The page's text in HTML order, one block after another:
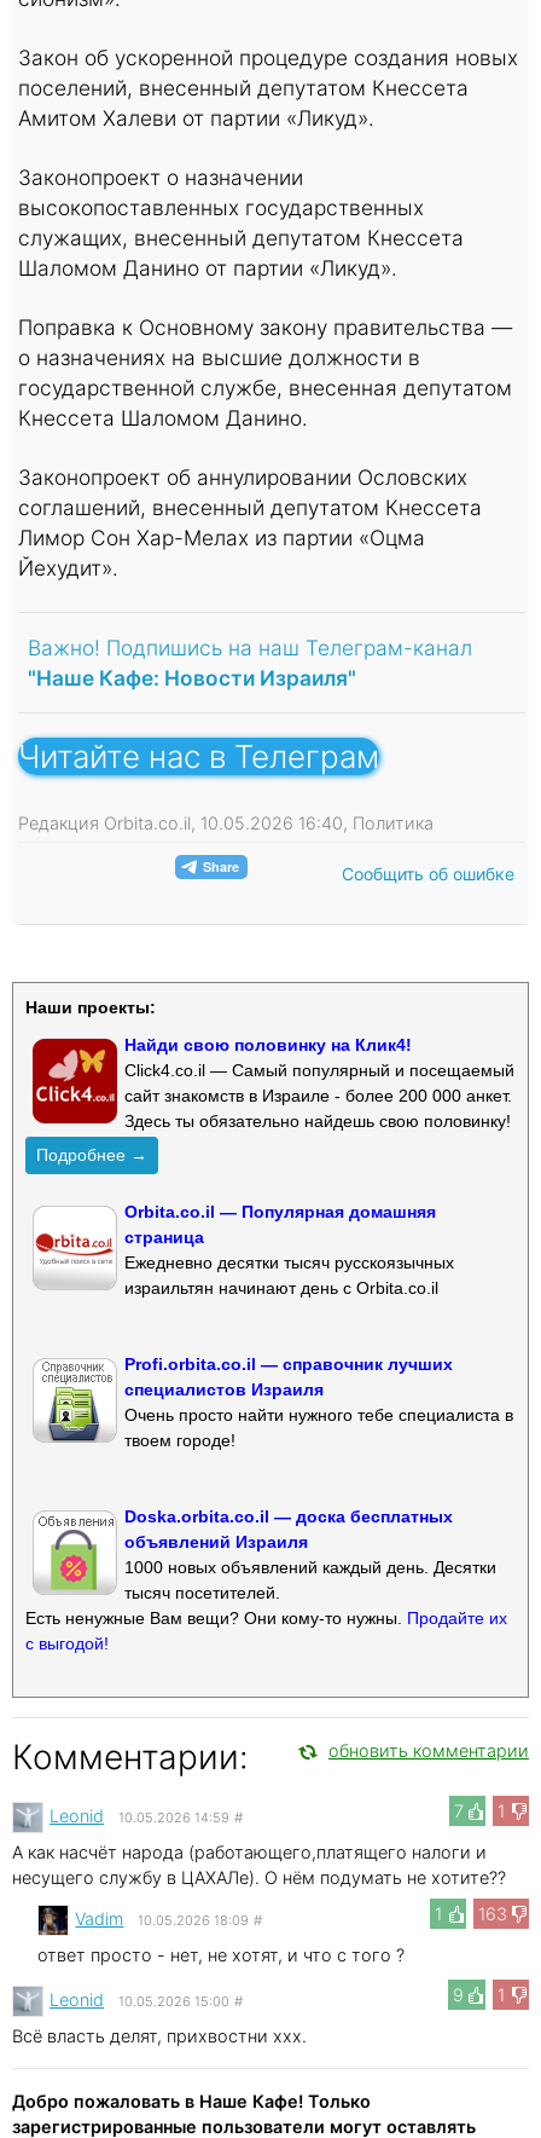
Закон об ускоренной процедуре создания новых
поселений, внесенный депутатом Кнессета
Амитом Халеви от партии «Ликуд».
Законопроект о назначении
высокопоставленных государственных
служащих, внесенный депутатом Кнессета
Шаломом Данино от партии «Ликуд».
Поправка к Основному закону правительства —
о назначениях на высшие должности в
государственной службе, внесенная депутатом
Кнессета Шаломом Данино.
Законопроект об аннулировании Ословских
соглашений, внесенный депутатом Кнессета
Лимор Сон Хар-Мелах из партии «Оцма
Йехудит».
Важно! Подпишись на наш Телеграм-канал
"Наше Кафе: Новости Израиля"
Читайте нас в Телеграм
Редакция Orbita.co.il, 10.05.2026 16:40, Политика
Сообщить об ошибке
Наши проекты:
Найди свою половинку на Клик4!
Click4.co.il — Самый популярный и посещаемый
сайт знакомств в Израиле - более 200 000 анкет.
Здесь ты обязательно найдешь свою половинку!
Подробнее →
Orbita.co.il — Популярная домашняя
страница
Ежедневно десятки тысяч русскоязычных
израильтян начинают день с Orbita.co.il
Profi.orbita.co.il — справочник лучших
специалистов Израиля
Очень просто найти нужного тебе специалиста в
твоем городе!
Doska.orbita.co.il — доска бесплатных
объявлений Израиля
1000 новых объявлений каждый день. Десятки
тысяч посетителей.
Есть ненужные Вам вещи? Они кому-то нужны. Продайте их
с выгодой!
Комментарии: обновить комментарии
7 1
Leonid 10.05.2026 14:59 #
А как насчёт народа (работающего,платящего налоги и
несущего службу в ЦАХАЛе). О нём подумать не хотите??
1
163
Vadim 10.05.2026 18:09 #
ответ просто - нет, не хотят, и что с того ?
9
1
Leonid 10.05.2026 15:00 #
Всё власть делят, прихвостни xxx.
Добро пожаловать в Наше Кафе! Только
зарегистрированные пользователи могут оставлять